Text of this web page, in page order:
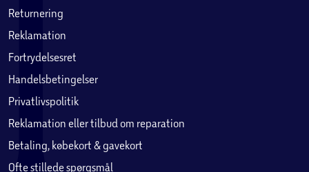
Returnering
Reklamation
Fortrydelsesret
Handelsbetingelser
Privatlivspolitik
Reklamation eller tilbud om reparation
Betaling, købekort & gavekort
Ofte stillede spørgsmål